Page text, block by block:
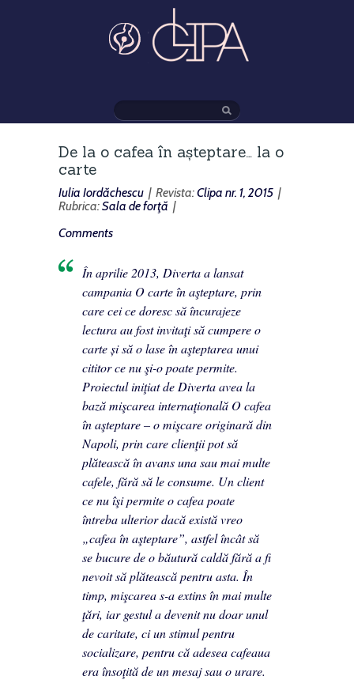
De la o cafea în așteptare… la o
carte
Iulia Iordăchescu | Revista:Clipa nr. 1, 2015 |
Rubrica:Sala de forţă |
Comments
În aprilie 2013, Divertaa lansat
campania O carte în aşteptare, prin
care cei ce doresc să încurajeze
lectura au fost invitaţi să cumpere o
carte și să o lase în aşteptarea unui
cititor ce nu şi-o poate permite.
Proiectul iniţiat de Divertaavea la
bază mişcarea internaţională O cafea
în aşteptare– o mişcare originară din
Napoli, prin care clienţii pot să
plătească în avans una sau mai multe
cafele, fără să le consume. Un client
ce nu îşi permite o cafea poate
întreba ulterior dacă există vreo
„cafea în aşteptare”, astfel încât să
se bucure de o băutură caldă fără a fi
nevoit să plătească pentru asta. În
timp, mişcarea s-a extins în mai multe
ţări, iar gestul a devenit nu doar unul
de caritate, ci un stimul pentru
socializare, pentru că adesea cafeaua
era însoţită de un mesaj sau o urare.